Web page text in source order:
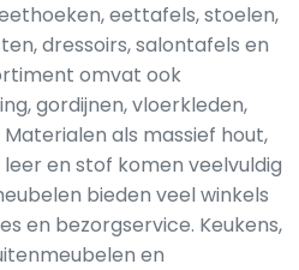
eettafels, stoelen,
dressoirs, salontafels en
omvat ook
gordijnen, vloerkleden,
als massief hout,
en stof komen veelvuldig
bieden veel winkels
en bezorgservice. Keukens,
en